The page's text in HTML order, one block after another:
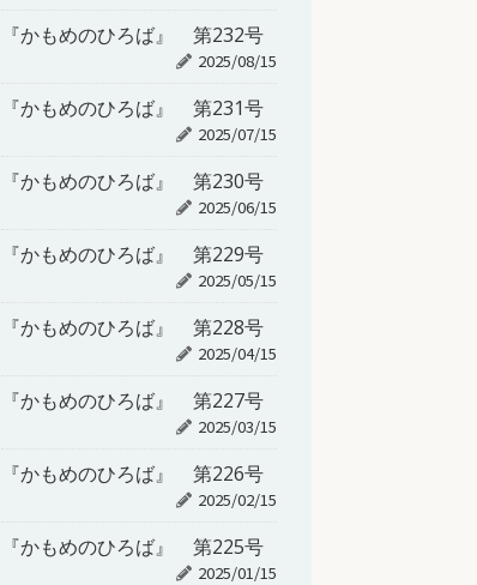
『かもめのひろば』 第232号
2025/08/15
『かもめのひろば』 第231号
2025/07/15
『かもめのひろば』 第230号
2025/06/15
『かもめのひろば』 第229号
2025/05/15
『かもめのひろば』 第228号
2025/04/15
『かもめのひろば』 第227号
2025/03/15
『かもめのひろば』 第226号
2025/02/15
『かもめのひろば』 第225号
2025/01/15